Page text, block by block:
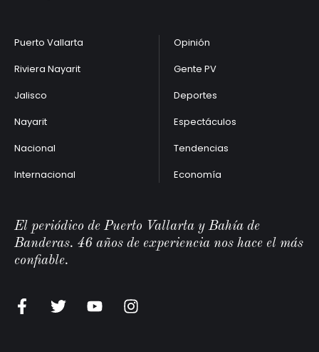
Puerto Vallarta
Riviera Nayarit
Jalisco
Nayarit
Nacional
Internacional
Opinión
Gente PV
Deportes
Espectáculos
Tendencias
Economía
El periódico de Puerto Vallarta y Bahía de
Banderas. 46 años de experiencia nos hace el más
confiable.